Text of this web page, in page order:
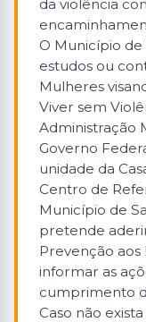
da violência
O Município de
estudos ou
Mulheres
Viver sem
Administração
Governo
unidade da
Centro de
Município de
pretende
Prevenção aos
informar as
cumprimento
Caso não